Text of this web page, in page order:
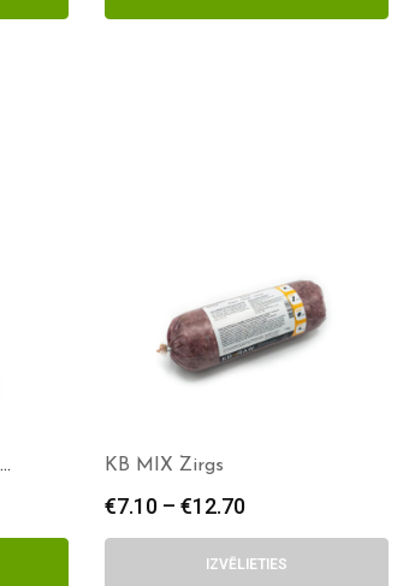
KB MIX Zirgs
€7.10 – €12.70
IZVĒLIETIES